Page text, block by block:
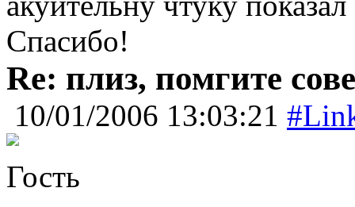
Спасибо!
Re: плиз, помгите
10/01/2006 13:03:21
Гость